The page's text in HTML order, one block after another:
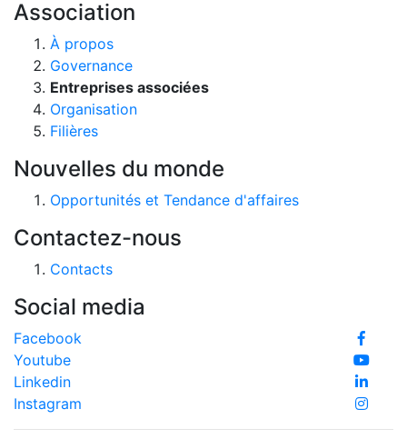
Association
À propos
Governance
Entreprises associées
Organisation
Filières
Nouvelles du monde
Opportunités et Tendance d'affaires
Contactez-nous
Contacts
Social media
Facebook
Youtube
Linkedin
Instagram